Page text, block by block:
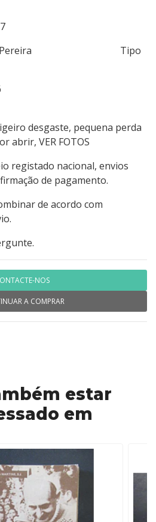
A. M. Pereira Tipo
66
desgaste, pequena perda
abrir, VER FOTOS
registado nacional, envios
de pagamento.
de acordo com
NOS
A COMPRAR
estar
em